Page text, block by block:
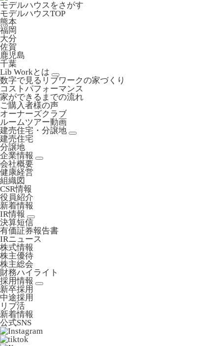
モデルハウスをさがす
モデルハウスTOP
熊本
福岡
大分
佐賀
鹿児島
千葉
Lib Workとは
数字で見るリブワークの家づくり
コストパフォーマンス
家ができるまでの流れ
ご購入者様の声
オーナーズクラブ
ルームツアー動画
建売住宅・分譲地
建売住宅
分譲地
企業情報
会社概要
健康経営
組織図
CSR情報
役員紹介
新着情報
IR情報
決算短信
有価証券報告書
IRニュース
株式情報
株主優待
株主総会
財務ハイライト
採用情報
新卒採用
中途採用
リブ活
新着情報
公式SNS